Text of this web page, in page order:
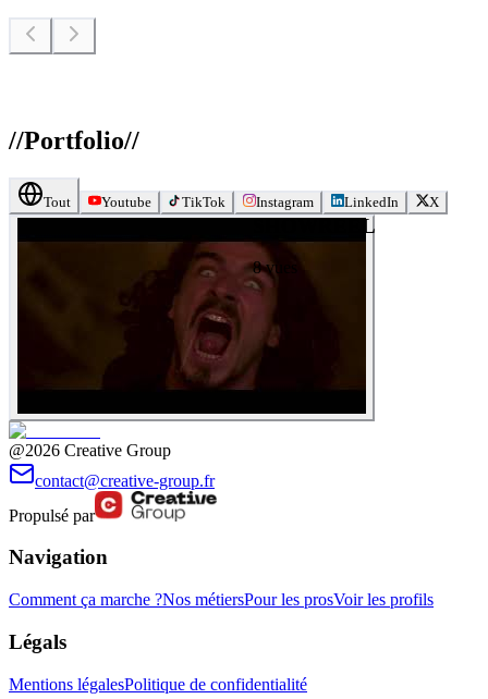
//Portfolio//
Tout Youtube TikTok Instagram LinkedIn X
SHOWREEL
8 vues
@2026 Creative Group
contact@creative-group.fr
Propulsé par
Navigation
Comment ça marche ?Nos métiersPour les prosVoir les profils
Légals
Mentions légalesPolitique de confidentialité